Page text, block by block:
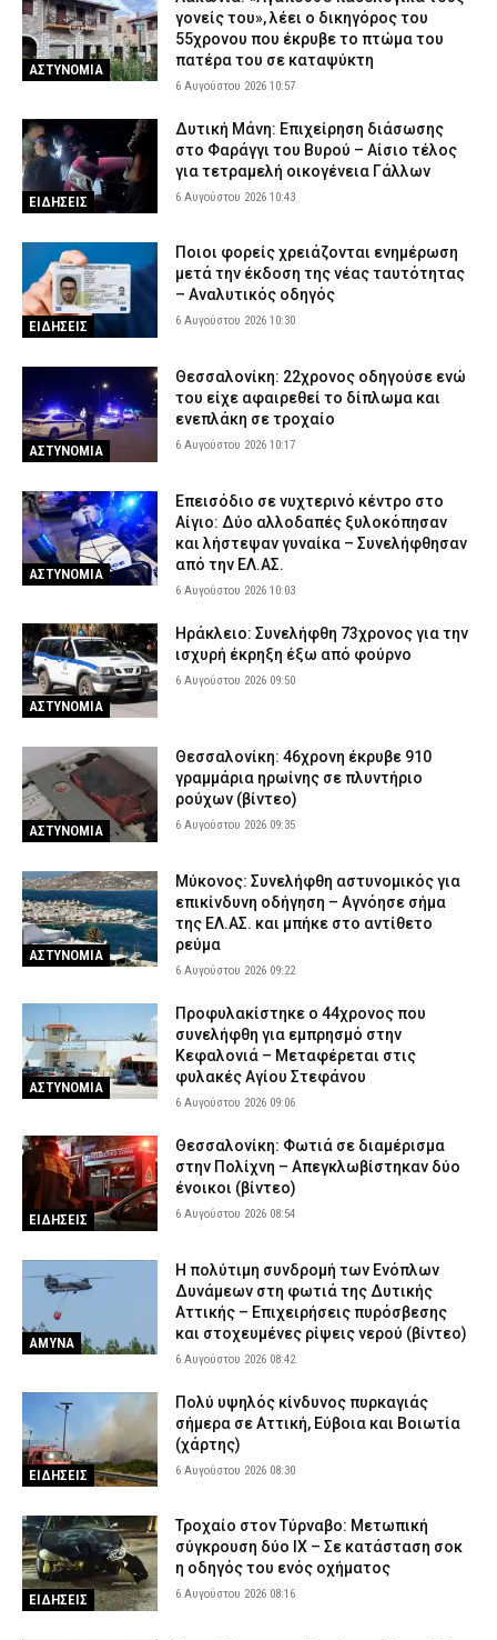
ΑΣΤΥΝΟΜΙΑ
γονείς του», λέει ο δικηγόρος του
55χρονου που έκρυβε το πτώμα του
πατέρα του σε καταψύκτη
6 Αυγούστου 2026 10:57
ΕΙΔΗΣΕΙΣ
Δυτική Μάνη: Επιχείρηση διάσωσης
στο Φαράγγι του Βυρού – Αίσιο τέλος
για τετραμελή οικογένεια Γάλλων
6 Αυγούστου 2026 10:43
ΕΙΔΗΣΕΙΣ
Ποιοι φορείς χρειάζονται ενημέρωση
μετά την έκδοση της νέας ταυτότητας
– Αναλυτικός οδηγός
6 Αυγούστου 2026 10:30
ΑΣΤΥΝΟΜΙΑ
Θεσσαλονίκη: 22χρονος οδηγούσε ενώ
του είχε αφαιρεθεί το δίπλωμα και
ενεπλάκη σε τροχαίο
6 Αυγούστου 2026 10:17
ΑΣΤΥΝΟΜΙΑ
Επεισόδιο σε νυχτερινό κέντρο στο
Αίγιο: Δύο αλλοδαπές ξυλοκόπησαν
και λήστεψαν γυναίκα – Συνελήφθησαν
από την ΕΛ.ΑΣ.
6 Αυγούστου 2026 10:03
ΑΣΤΥΝΟΜΙΑ
Ηράκλειο: Συνελήφθη 73χρονος για την
ισχυρή έκρηξη έξω από φούρνο
6 Αυγούστου 2026 09:50
ΑΣΤΥΝΟΜΙΑ
Θεσσαλονίκη: 46χρονη έκρυβε 910
γραμμάρια ηρωίνης σε πλυντήριο
ρούχων (βίντεο)
6 Αυγούστου 2026 09:35
ΑΣΤΥΝΟΜΙΑ
Μύκονος: Συνελήφθη αστυνομικός για
επικίνδυνη οδήγηση – Αγνόησε σήμα
της ΕΛ.ΑΣ. και μπήκε στο αντίθετο
ρεύμα
6 Αυγούστου 2026 09:22
ΑΣΤΥΝΟΜΙΑ
Προφυλακίστηκε ο 44χρονος που
συνελήφθη για εμπρησμό στην
Κεφαλονιά – Μεταφέρεται στις
φυλακές Αγίου Στεφάνου
6 Αυγούστου 2026 09:06
ΕΙΔΗΣΕΙΣ
Θεσσαλονίκη: Φωτιά σε διαμέρισμα
στην Πολίχνη – Απεγκλωβίστηκαν δύο
ένοικοι (βίντεο)
6 Αυγούστου 2026 08:54
ΑΜΥΝΑ
H πολύτιμη συνδρομή των Ενόπλων
Δυνάμεων στη φωτιά της Δυτικής
Αττικής – Επιχειρήσεις πυρόσβεσης
και στοχευμένες ρίψεις νερού (βίντεο)
6 Αυγούστου 2026 08:42
ΕΙΔΗΣΕΙΣ
Πολύ υψηλός κίνδυνος πυρκαγιάς
σήμερα σε Αττική, Εύβοια και Βοιωτία
(χάρτης)
6 Αυγούστου 2026 08:30
ΕΙΔΗΣΕΙΣ
Τροχαίο στον Τύρναβο: Μετωπική
σύγκρουση δύο ΙΧ – Σε κατάσταση σοκ
η οδηγός του ενός οχήματος
6 Αυγούστου 2026 08:16